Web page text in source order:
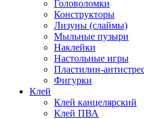
Головоломки
Конструкторы
Лизуны (слаймы)
Мыльные пузыри
Наклейки
Настольные игры
Пластилин-
Фигурки
Клей
Клей канцелярский
Клей ПВА